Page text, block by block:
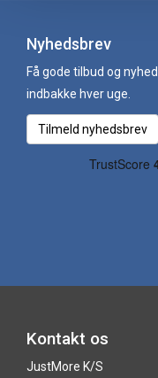
Nyhedsbrev
Få gode tilbud og
indbakke hver uge.
Tilmeld nyhedsbrev
Kontakt os
JustMore K/S